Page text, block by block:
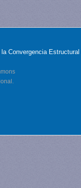
Convergencia